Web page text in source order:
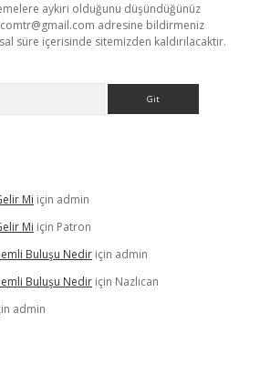
aykırı olduğunu düşündüğünüz
adresine bildirmeniz
süre içerisinde sitemizden kaldırılacaktır.
Mi için admin
Mi için Patron
Buluşu Nedir için admin
Buluşu Nedir için Nazlıcan
admin